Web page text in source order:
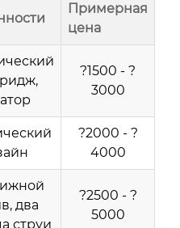
Примерная
цена
?1500 - ?
3000
?2000 - ?
4000
два
струи
?2500 - ?
5000